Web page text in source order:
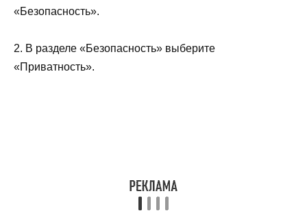
«Безопасность».
2. В разделе «Безопасность» выберите
«Приватность».